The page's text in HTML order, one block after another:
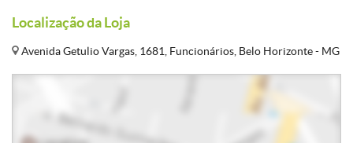
Localização da Loja
Avenida Getulio Vargas, 1681, Funcionários, Belo Horizonte - MG